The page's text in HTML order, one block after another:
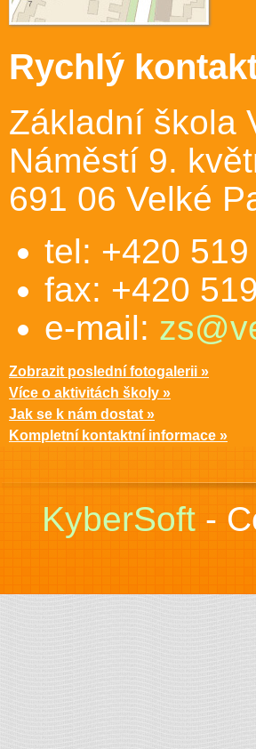
Rychlý
Základní škola
Náměstí 9.
691 06 Velké
tel: +420
fax: +420
e-mail:
Zobrazit poslední fotogalerii »
Více o aktivitách školy »
Jak se k nám dostat »
Kompletní kontaktní informace »
KyberSoft-